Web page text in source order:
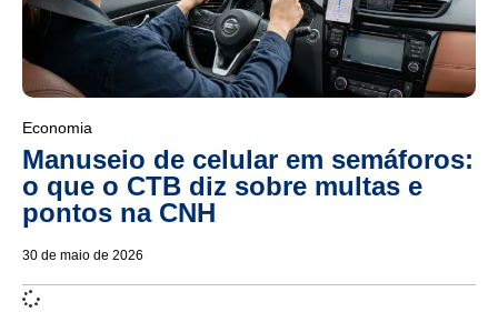
Economia
Manuseio de celular em semáforos:
o que o CTB diz sobre multas e
pontos na CNH
30 de maio de 2026